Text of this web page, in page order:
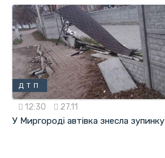
ДТП
12:30 27.11
У Миргородi автівка знесла зупинку